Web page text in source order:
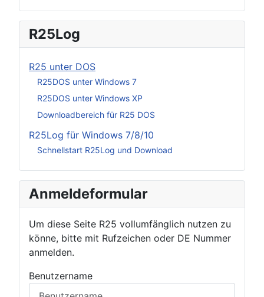
R25Log
R25 unter DOS
R25DOS unter Windows 7
R25DOS unter Windows XP
Downloadbereich für R25 DOS
R25Log für Windows 7/8/10
Schnellstart R25Log und Download
Anmeldeformular
Um diese Seite R25 vollumfänglich nutzen zu
könne, bitte mit Rufzeichen oder DE Nummer
anmelden.
Benutzername